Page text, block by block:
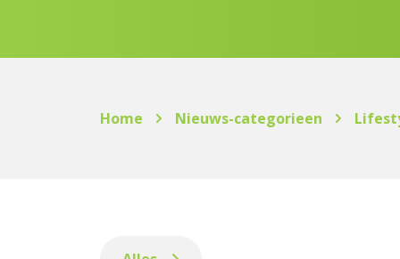
Home Nieuws-categorieen